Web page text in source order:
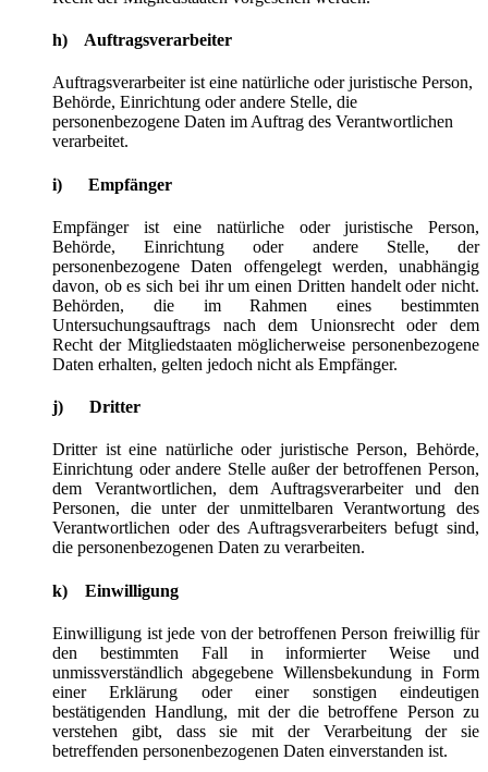
h) Auftragsverarbeiter
Auftragsverarbeiter ist eine natürliche oder juristische Person,
Behörde, Einrichtung oder andere Stelle, die
personenbezogene Daten im Auftrag des Verantwortlichen
verarbeitet.
i) Empfänger
Empfänger ist eine natürliche oder juristische Person,
Behörde, Einrichtung oder andere Stelle, der
personenbezogene Daten offengelegt werden, unabhängig
davon, ob es sich bei ihr um einen Dritten handelt oder nicht.
Behörden, die im Rahmen eines bestimmten
Untersuchungsauftrags nach dem Unionsrecht oder dem
Recht der Mitgliedstaaten möglicherweise personenbezogene
Daten erhalten, gelten jedoch nicht als Empfänger.
j) Dritter
Dritter ist eine natürliche oder juristische Person, Behörde,
Einrichtung oder andere Stelle außer der betroffenen Person,
dem Verantwortlichen, dem Auftragsverarbeiter und den
Personen, die unter der unmittelbaren Verantwortung des
Verantwortlichen oder des Auftragsverarbeiters befugt sind,
die personenbezogenen Daten zu verarbeiten.
k) Einwilligung
Einwilligung ist jede von der betroffenen Person freiwillig für
den bestimmten Fall in informierter Weise und
unmissverständlich abgegebene Willensbekundung in Form
einer Erklärung oder einer sonstigen eindeutigen
bestätigenden Handlung, mit der die betroffene Person zu
verstehen gibt, dass sie mit der Verarbeitung der sie
betreffenden personenbezogenen Daten einverstanden ist.